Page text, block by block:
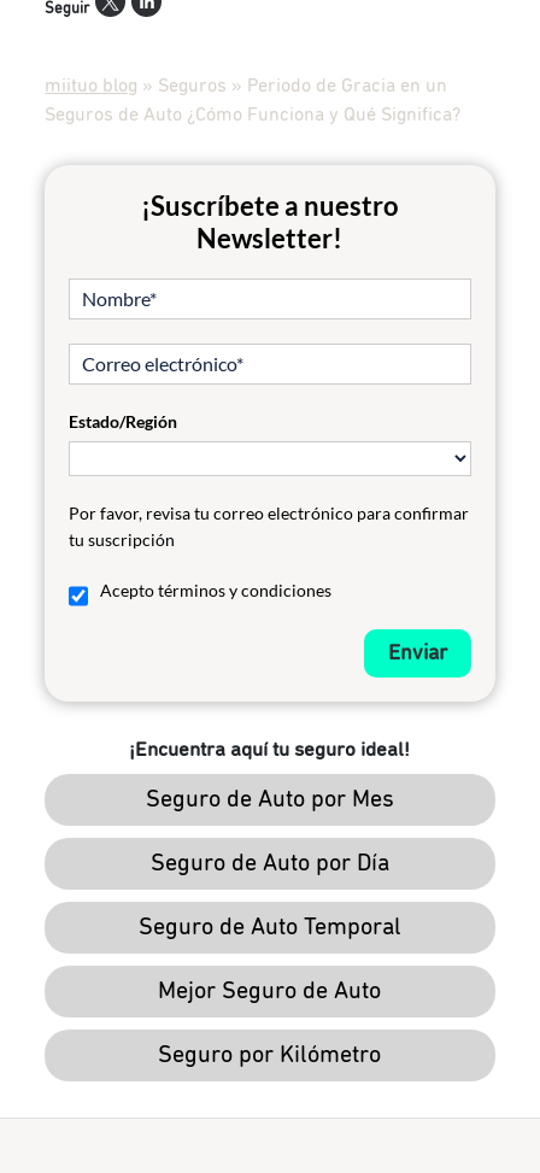
Seguir
miituo blog » Seguros » Periodo de Gracia en un
Seguros de Auto ¿Cómo Funciona y Qué Significa?
¡Suscríbete a nuestro
Newsletter!
Estado/Región
Por favor, revisa tu correo electrónico para confirmar
tu suscripción
Acepto términos y condiciones
Enviar
¡Encuentra aquí tu seguro ideal!
Seguro de Auto por Mes
Seguro de Auto por Día
Seguro de Auto Temporal
Mejor Seguro de Auto
Seguro por Kilómetro